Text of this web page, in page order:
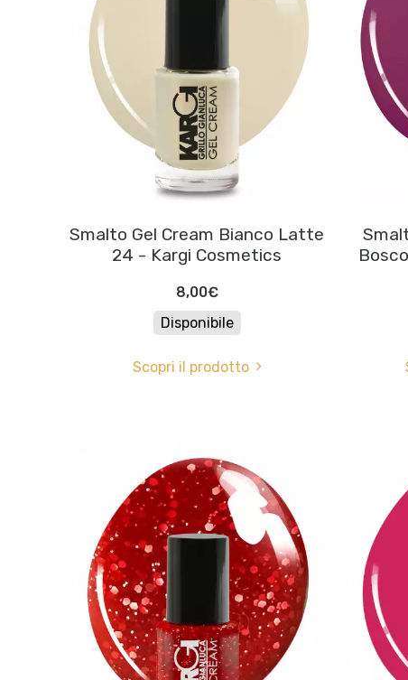
Smalto Gel Cream Bianco Latte
24 - Kargi Cosmetics
8,00€
Disponibile
Scopri il prodotto